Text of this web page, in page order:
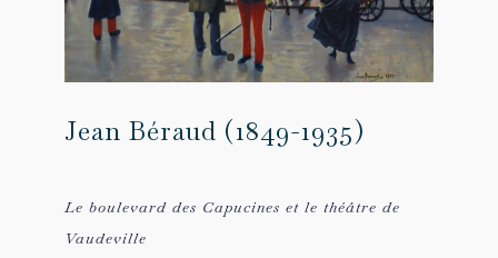
Jean Béraud (1849-1935)
Le boulevard des Capucines et le théâtre de
Vaudeville